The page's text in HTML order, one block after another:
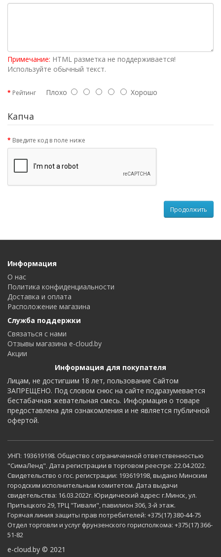
Примечание: HTML разметка не поддерживается!
Используйте обычный текст.
Рейтинг Плохо Хорошо
Капча
Введите код в поле ниже
Продолжить
Информация
О нас
Политика конфиденциальности
Доставка и оплата
Расположение магазина
Служба поддержки
Связаться с нами
Отзывы магазина e-cloud.by
Акции
Информация для покупателя
Лицам, не достигшим 18 лет, пользование Сайтом
ЗАПРЕЩЕНО. Под словом снюс на сайте подразумевается
бестабачная жевательная смесь. Информация о товаре
предоставлена для ознакомления и не является публичной
офертой.
УНП: 193619198. Общество с ограниченной ответственностью
"СимаЛенд". Дата регистрации в торговом реестре: 22.04.2022.
Свидетельство о гос. регистрации: 193619198, выдано Минским
городским исполнительным комитетом. Дата выдачи
свидетельства: 16.03.2022г. Юридический адрес: г.Минск, ул.
Притыцкого 29, ТРЦ "Тивали", павилион 306, 3-й этаж.
Горячая линия защиты прав потребителей: +375(17) 380-44-75
Отдел торговли и услуг фрунзенского горисполкома: +375(17) 366-
51-82
e-cloud.by © 2021